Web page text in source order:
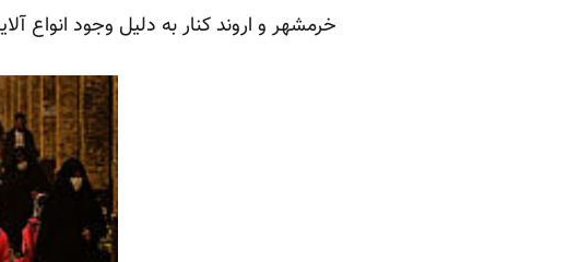
خرمشهر و اروند کنار به دلیل وجود انواع